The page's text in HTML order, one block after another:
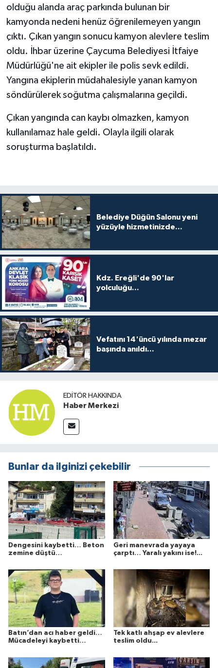
olduğu alanda araç parkında bulunan bir
kamyonda nedeni henüz öğrenilemeyen yangın
çıktı. Çıkan yangın sonucu kamyon alevlere teslim
oldu. İhbar üzerine Çaycuma Belediyesi İtfaiye
Müdürlüğü'ne ait ekipler ile polis sevk edildi.
Yangına ekiplerin müdahalesiyle yanan kamyon
söndürülerek soğutma çalışmalarına geçildi.
Çıkan yangında can kaybı olmazken, kamyon
kullanılamaz hale geldi. Olayla ilgili olarak
soruşturma başlatıldı.
Belediye Düğün Salonu yeni
yüzüyle hizmetinizde...
Kdz. Ereğli'de 90'lar
yolculuğu...
Vefatını 14'üncü yılında mezar
başında anıldı...
EDITÖR HAKKINDA
Haber Merkezi
Bunlar da ilginizi çekebilir
Dengesini kaybetti… Beton
zemine düştü…
Geri manevrada yayaya
çarptı… Yaralı yakını ise!...
Batın’dan acı haber geldi…
Mücadeleyi kaybetti…
Tek katlı ahşap ev alevlere
teslim oldu...